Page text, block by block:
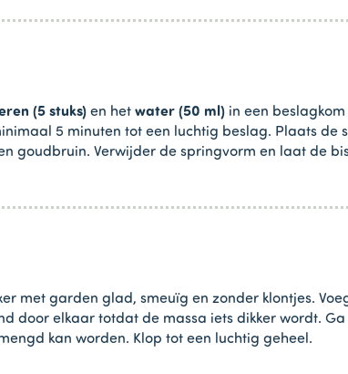
(5 stuks) en het water (50 ml) in een
5 minuten tot een luchtig beslag. Plaats
goudbruin. Verwijder de springvorm en laat de
met garden glad, smeuïg en zonder klontjes.
door elkaar totdat de massa iets dikker wordt.
kan worden. Klop tot een luchtig geheel.